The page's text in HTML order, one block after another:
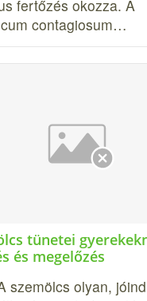
fertőzés okozza. A
contagiosum…
tünetei
és megelőzés
szemölcs olyan,